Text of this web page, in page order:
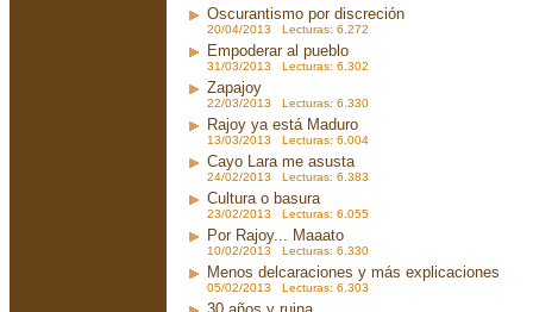
Oscurantismo por discreción
20/04/2013 Lecturas: 6.272
Empoderar al pueblo
31/03/2013 Lecturas: 6.302
Zapajoy
22/03/2013 Lecturas: 6.330
Rajoy ya está Maduro
13/03/2013 Lecturas: 6.004
Cayo Lara me asusta
24/02/2013 Lecturas: 6.383
Cultura o basura
23/02/2013 Lecturas: 6.055
Por Rajoy... Maaato
10/02/2013 Lecturas: 6.330
Menos delcaraciones y más explicaciones
05/02/2013 Lecturas: 6.303